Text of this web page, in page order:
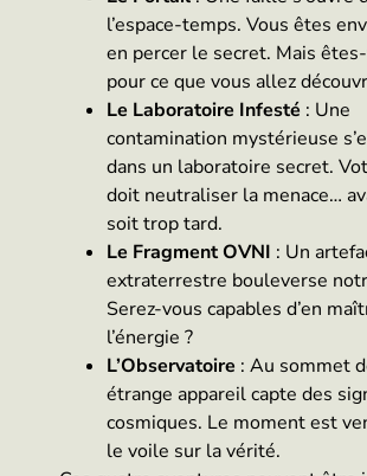
l’espace-temps. Vous êtes
en percer le secret. Mais
pour ce que vous allez
Le Laboratoire Infesté : Une
contamination mystérieuse
dans un laboratoire secret.
doit neutraliser la menace…
soit trop tard.
Le Fragment OVNI : Un
extraterrestre bouleverse
Serez-vous capables d’en
l’énergie ?
L’Observatoire : Au sommet
étrange appareil capte des
cosmiques. Le moment est
le voile sur la vérité.